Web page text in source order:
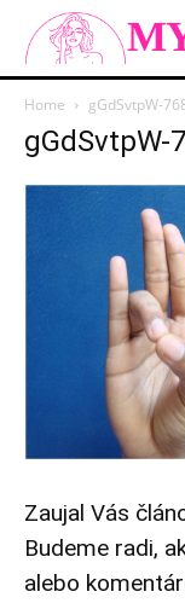
Home gGdSvtpW-
gGdSvtpW-
Zaujal Vás
Budeme radi,
alebo